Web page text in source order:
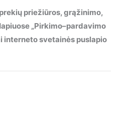
priežiūros, grąžinimo,
„Pirkimo–pardavimo
interneto svetainės puslapio